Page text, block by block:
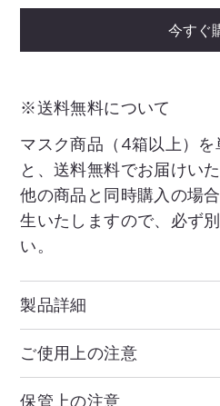
今すぐ
※送料無料について
マスク商品（4箱以上）を
と、送料無料でお届けいた
他の商品と同時購入の場
生いたしますので、必ず
い。
製品詳細
ご使⽤上の注意
保管上の注意